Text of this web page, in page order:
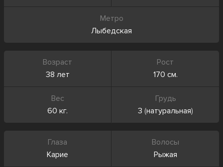
Метро
Лыбедская
Возраст
38 лет
Рост
170 см.
Вес
60 кг.
Грудь
3 (натуральная)
Глаза
Карие
Волосы
Рыжая